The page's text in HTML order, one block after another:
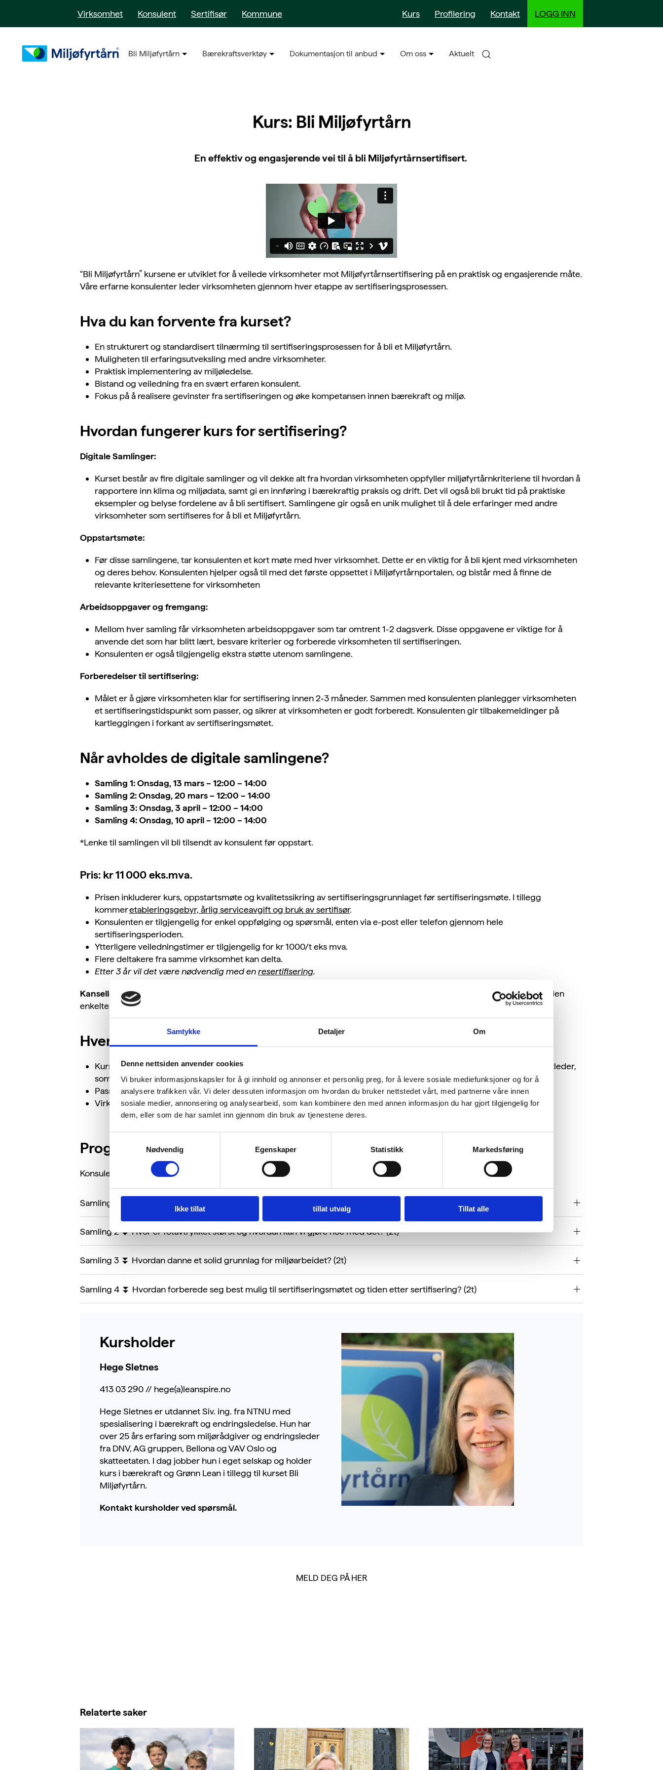
Samtykke Detaljer Om
Denne nettsiden anvender cookies
Vi bruker informasjonskapsler for å gi innhold og annonser et personlig preg, for å levere sosiale mediefunksjoner og for å
analysere trafikken vår. Vi deler dessuten informasjon om hvordan du bruker nettstedet vårt, med partnerne våre innen
sosiale medier, annonsering og analysearbeid, som kan kombinere den med annen informasjon du har gjort tilgjengelig for
dem, eller som de har samlet inn gjennom din bruk av tjenestene deres.
Nødvendig
Egenskaper Statistikk Markedsføring
Ikke tillat tillat utvalg Tillat alle
Virksomhet Konsulent Sertifisør Kommune Kurs Profilering Kontakt LOGG INN
Bli Miljøfyrtårn Bærekraftsverktøy Dokumentasjon til anbud Om oss Aktuelt
Kurs: Bli Miljøfyrtårn
En effektiv og engasjerende vei til å bli Miljøfyrtårnsertifisert.
“Bli Miljøfyrtårn” kursene er utviklet for å veilede virksomheter mot Miljøfyrtårnsertifisering på en praktisk og engasjerende måte.
Våre erfarne konsulenter leder virksomheten gjennom hver etappe avsertifiseringsprosessen.
Hva du kan forvente fra kurset?
En strukturert og standardisert tilnærming til sertifiseringsprosessen for å bli et Miljøfyrtårn.
Muligheten til erfaringsutveksling med andre virksomheter.
Praktisk implementering av miljøledelse.
Bistand og veiledning fra en svært erfaren konsulent.
Fokus på å realisere gevinster fra sertifiseringen og øke kompetansen innen bærekraft og miljø.
Hvordan fungerer kurs for sertifisering?
Digitale Samlinger:
Kurset består av fire digitale samlinger og vil dekke alt fra hvordanvirksomhetenoppfyller miljøfyrtårnkriteriene til hvordan å
rapportere inn klima og miljødata, samt gi en innføring i bærekraftig praksis og drift. Det vil også bli brukt tid på praktiske
eksemplerog belyse fordelene avå bli sertifisert. Samlingene gir også en unik mulighet til å dele erfaringer med andre
virksomheter som sertifiseres for å bli et Miljøfyrtårn.
Oppstartsmøte:
Før disse samlingene, tar konsulenten et kort møte med hver virksomhet. Dette er en viktig for å bli kjent med virksomheten
og deres behov. Konsulenten hjelper også til med det første oppsettet i Miljøfyrtårnportalen, og bistår med å finne de
relevante kriteriesettene for virksomheten
Arbeidsoppgaver og fremgang:
Mellom hver samling får virksomheten arbeidsoppgaver som tar omtrent 1-2 dagsverk. Disse oppgavene er viktige for å
anvende det som har blitt lært, besvare kriterier og forberede virksomheten til sertifiseringen.
Konsulenten er også tilgjengelig ekstra støtte utenom samlingene.
Forberedelser til sertifisering:
Målet er å gjøre virksomheten klar for sertifisering innen 2-3 måneder. Sammen med konsulenten planlegger virksomheten
et sertifiseringstidspunkt som passer, og sikrer at virksomheten er godt forberedt. Konsulenten gir tilbakemeldinger på
kartleggingen i forkant av sertifiseringsmøtet.
Når avholdes de digitale samlingene?
Samling 1: Onsdag, 13 mars – 12:00 – 14:00
Samling 2: Onsdag, 20 mars – 12:00 – 14:00
Samling 3: Onsdag, 3 april – 12:00 – 14:00
Samling 4: Onsdag, 10 april – 12:00 – 14:00
*Lenke til samlingen vil bli tilsendt av konsulent før oppstart.
Pris: kr 11 000 eks.mva.
Prisen inkluderer kurs, oppstartsmøte og kvalitetssikring av sertifiseringsgrunnlaget før sertifiseringsmøte. I tillegg
kommeretableringsgebyr, årlig serviceavgift og bruk av sertifisør.
Konsulenten er tilgjengelig for enkel oppfølging og spørsmål, enten via e-post eller telefon gjennom hele
sertifiseringsperioden.
Ytterligere veiledningstimer er tilgjengelig for kr 1000/t eks mva.
Flere deltakere fra samme virksomhet kan delta.
Etter 3 år vil det være nødvendig med enresertifisering.
Kansellering:Vi tar forbehold om at kurset kan avlyses ved for få påmeldte, da vil det avtales individuell oppfølging med den
enkelte virksomhet.
Hvem passer kurset for?
Kurset passer for enkeltvirksomheter med et velfungerende
. Virksomhetene bør ha en motivert prosjektleder,
som kan jobbe med miljøforbedringer mellom kursdagene, men også etter at sertifiseringen er på plass.
Passer for alle bransjer.
Virksomheter med kompleks drift og betydelig miljøpåvirkning anbefalestilpasset veiledning.
Program og fremdrift
Konsulenten tar kontaktfør første kursdag for å planlegge oppstartsmøte
Samling 1 ⏬ Hva er utgangspunktet? (2t)
Samling 2 ⏬ Hvor er fotavtrykket størst og hvordan kan vi gjøre noe med det? (2t)
Samling 3 ⏬ Hvordan danne et solid grunnlag for miljøarbeidet? (2t)
Samling 4 ⏬ Hvordan forberede seg best mulig til sertifiseringsmøtet og tiden etter sertifisering? (2t)
Kursholder
Hege Sletnes
413 03 290 // hege(a)leanspire.no
Hege Sletnes er utdannet Siv. ing. fra NTNU med
spesialisering i bærekraft og endringsledelse. Hun har
over 25 års erfaring som miljørådgiver og endringsleder
fra DNV, AG gruppen, Bellona og VAV Oslo og
skatteetaten. I dag jobber hun i eget selskap og holder
kurs i bærekraft og Grønn Lean i tillegg til kurset Bli
Miljøfyrtårn.
Kontakt kursholder ved spørsmål.
MELD DEG PÅ HER
Relaterte saker